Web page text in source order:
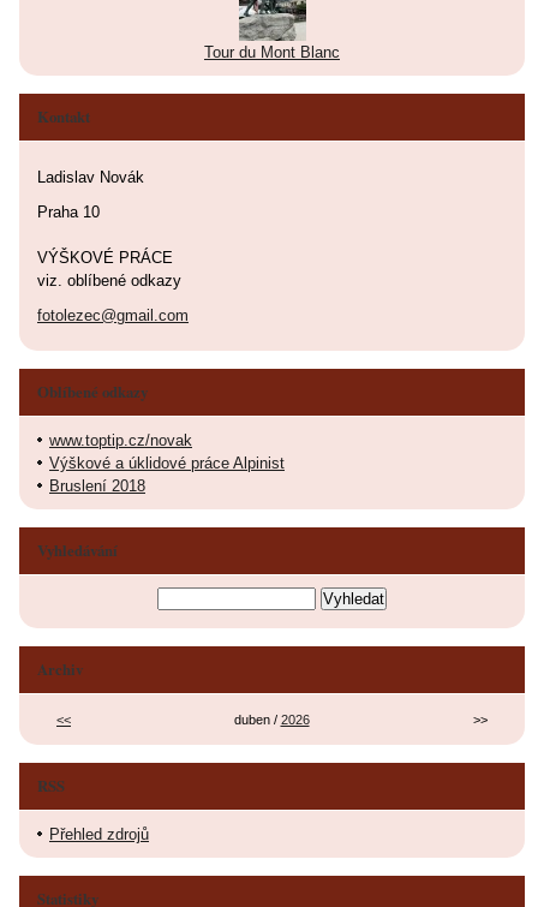
Tour du Mont Blanc
Kontakt
Ladislav Novák
Praha 10
VÝŠKOVÉ PRÁCE
viz. oblíbené odkazy
fotolezec@gmail.com
Oblíbené odkazy
www.toptip.cz/novak
Výškové a úklidové práce Alpinist
Bruslení 2018
Vyhledávání
Archiv
<< duben / 2026 >>
RSS
Přehled zdrojů
Statistiky